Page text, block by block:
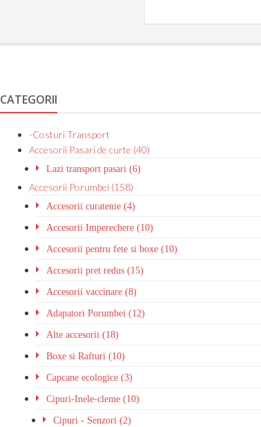
CATEGORII
-Costuri Transport
Accesorii Pasari de curte (40)
Lazi transport pasari (6)
Accesorii Porumbei (158)
Accesorii curatenie (4)
Accesorii Imperechere (10)
Accesorii pentru fete si boxe (10)
Accesorii pret redus (15)
Accesorii vaccinare (8)
Adapatori Porumbei (12)
Alte accesorii (18)
Boxe si Rafturi (10)
Capcane ecologice (3)
Cipuri-Inele-cleme (10)
Cipuri - Senzori (2)